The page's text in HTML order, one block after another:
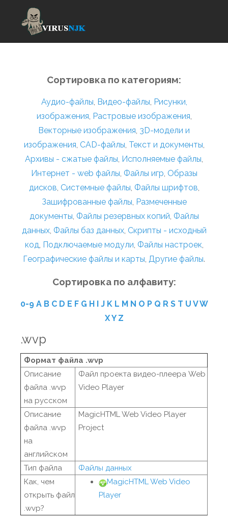
Сортировка по категориям:
Аудио-файлы, Видео-файлы, Рисунки,
изображения, Растровые изображения,
Векторные изображения, 3D-модели и
изображения, CAD-файлы, Текст и документы,
Архивы - сжатые файлы, Исполняемые файлы,
Интернет - web файлы, Файлы игр, Образы
дисков, Системные файлы, Файлы шрифтов,
Зашифрованные файлы, Размеченные
документы, Файлы резервных копий, Файлы
данных, Файлы баз данных, Скрипты - исходный
код, Подключаемые модули, Файлы настроек,
Географические файлы и карты, Другие файлы.
Сортировка по алфавиту:
0-9 A B C D E F G H I J K L M N O P Q R S T U VW
XY Z
.wvp
Формат файла .wvp
Описание
файла .wvp
на русском
Файл проекта видео-плеера Web
Video Player
Описание
файла .wvp
на
английском
MagicHTML Web Video Player
Project
Тип файла
Файлы данных
Как, чем
открыть файл
.wvp?
MagicHTML Web Video
Player